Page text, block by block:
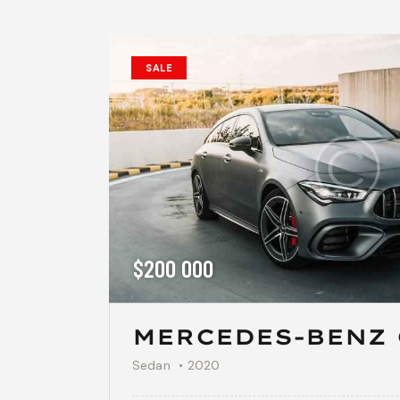
SALE
$200 000
MERCEDES-BENZ
Sedan 2020